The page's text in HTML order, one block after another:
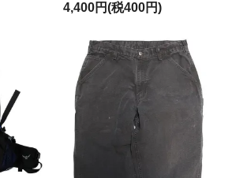
4,400円(税400円)